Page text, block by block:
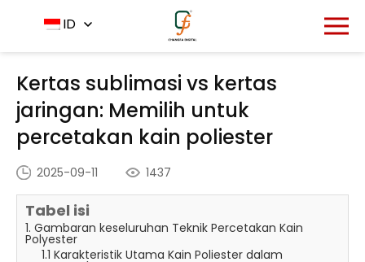
ID
Rumah - Pusat Berita
Kertas sublimasi vs kertas
jaringan: Memilih untuk percetakan kain poliester
Kertas sublimasi vs kertas
jaringan: Memilih untuk
percetakan kain poliester
2025-09-11 1437
Tabel isi
1. Gambaran keseluruhan Teknik Percetakan Kain
Polyester
1.1 Karakteristik Utama Kain Poliester dalam